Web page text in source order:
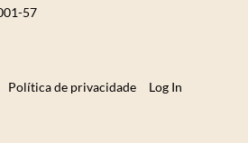
Política de privacidade
Log In
57